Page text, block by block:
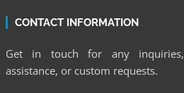
CONTACT INFORMATION
Get in touch for any inquiries,
assistance, or custom requests.